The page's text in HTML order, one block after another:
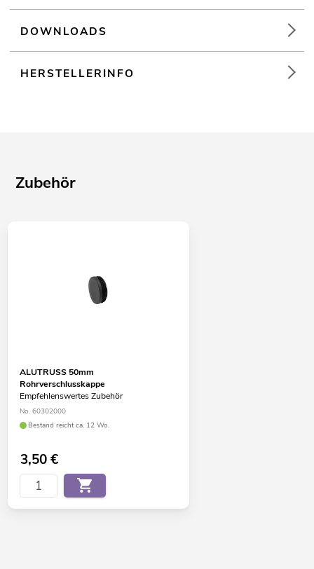
DOWNLOADS
HERSTELLERINFO
Zubehör
ALUTRUSS 50mm
Rohrverschlusskappe
Empfehlenswertes Zubehör
No. 60302000
Bestand reicht ca. 12 Wo.
3,50€